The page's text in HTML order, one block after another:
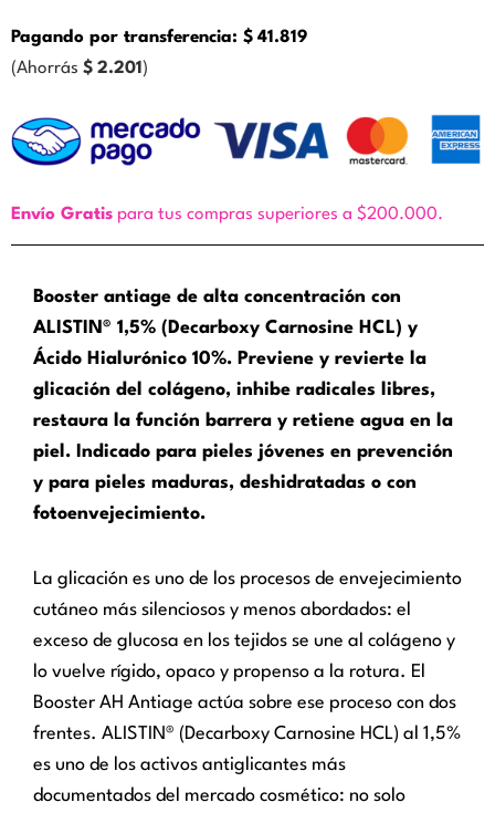
Pagando por transferencia: $ 41.819
(Ahorrás $ 2.201 )
Envío Gratis para tus compras superiores a $200.000.
Booster antiage de alta concentración con
ALISTIN® 1,5% (Decarboxy Carnosine HCL) y
Ácido Hialurónico 10%. Previene y revierte la
glicación del colágeno, inhibe radicales libres,
restaura la función barrera y retiene agua en la
piel. Indicado para pieles jóvenes en prevención
y para pieles maduras, deshidratadas o con
fotoenvejecimiento.
La glicación es uno de los procesos de envejecimiento
cutáneo más silenciosos y menos abordados: el
exceso de glucosa en los tejidos se une al colágeno y
lo vuelve rígido, opaco y propenso a la rotura. El
Booster AH Antiage actúa sobre ese proceso con dos
frentes. ALISTIN® (Decarboxy Carnosine HCL) al 1,5%
es uno de los activos antiglicantes más
documentados del mercado cosmético: no solo